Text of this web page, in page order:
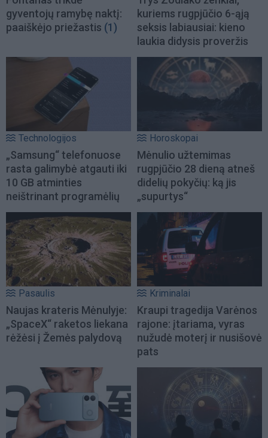
gyventojų ramybę naktį:
paaiškėjo priežastis (1)
kuriems rugpjūčio 6-ąją
seksis labiausiai: kieno
laukia didysis proveržis
Technologijos
„Samsung“ telefonuose
rasta galimybė atgauti iki
10 GB atminties
neištrinant programėlių
Horoskopai
Mėnulio užtemimas
rugpjūčio 28 dieną atneš
didelių pokyčių: ką jis
„supurtys“
Pasaulis
Naujas krateris Mėnulyje:
„SpaceX“ raketos liekana
rėžėsi į Žemės palydovą
Kriminalai
Kraupi tragedija Varėnos
rajone: įtariama, vyras
nužudė moterį ir nusišovė
pats